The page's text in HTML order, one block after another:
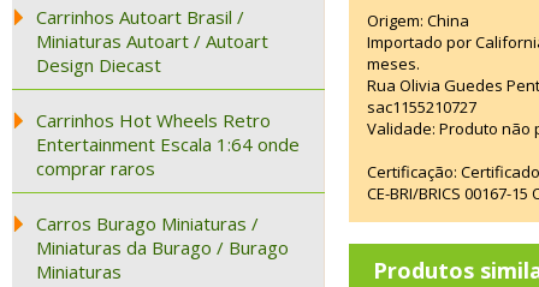
Carrinhos Autoart Brasil /
Miniaturas Autoart / Autoart
Design Diecast
Carrinhos Hot Wheels Retro
Entertainment Escala 1:64 onde
comprar raros
Carros Burago Miniaturas /
Miniaturas da Burago / Burago
Miniaturas
Origem: China
Importado por
meses.
Rua Olivia Guedes
sac1155210727
Validade: Produto não
Certificação:
CE-BRI/BRICS 00167-
Produtos